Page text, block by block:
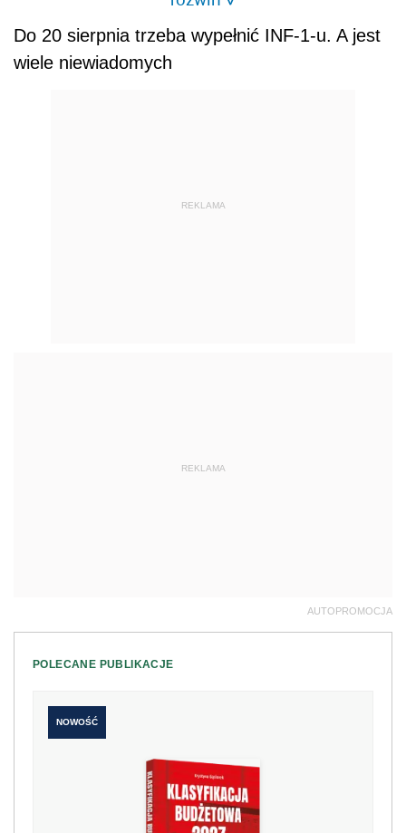
Do 20 sierpnia trzeba wypełnić INF-1-u. A jest
wiele niewiadomych
REKLAMA
REKLAMA
AUTOPROMOCJA
POLECANE PUBLIKACJE
NOWOŚĆ